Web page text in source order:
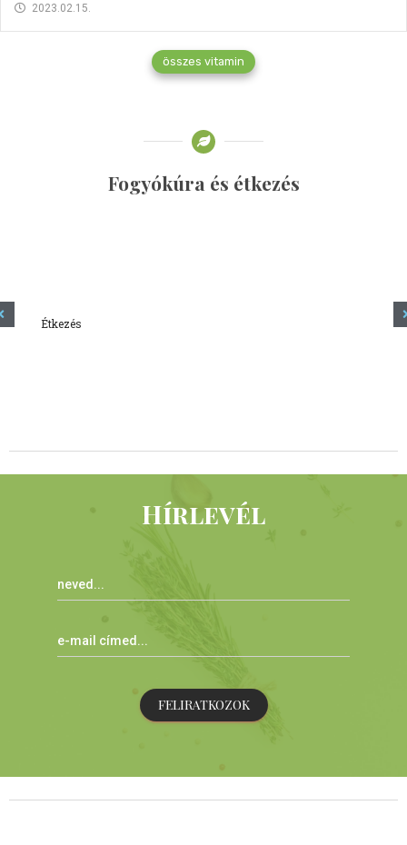
2023.02.15.
összes vitamin
Fogyókúra és étkezés
Étkezés
Hírlevél
FELIRATKOZOK